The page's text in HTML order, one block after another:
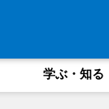
学ぶ・知る